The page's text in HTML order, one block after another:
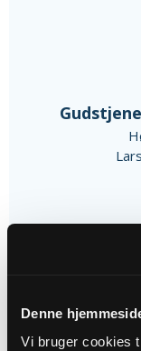
Denne
Vi bruger cookies